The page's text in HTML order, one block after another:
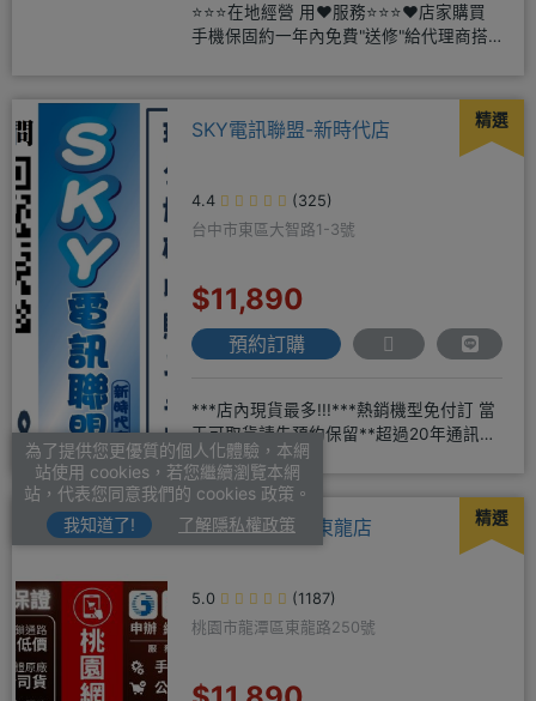
⭐⭐⭐在地經營 用❤️服務⭐⭐⭐❤️店家購買
手機保固約一年內免費"送修"給代理商搭
精選
SKY電訊聯盟-新時代店
4.4
(325)
台中市東區大智路1-3號
$11,890
預約訂購
***店內現貨最多!!!***熱銷機型免付訂 當
天可取貨請先預約保留**超過20年通訊經
驗2001年起
精選
桃園網通-龍潭東龍店
5.0
(1187)
桃園市龍潭區東龍路250號
為了提供您更優質的個人化體驗，本網
站使用 cookies，若您繼續瀏覽本網
站，代表您同意我們的 cookies 政策。
我知道了!
了解隱私權政策